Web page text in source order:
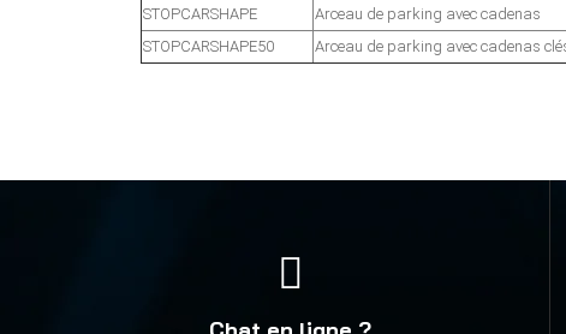
STOPCARSHAPE
Arceau de parking avec cadenas
STOPCARSHAPE50
Arceau de parking avec cadenas